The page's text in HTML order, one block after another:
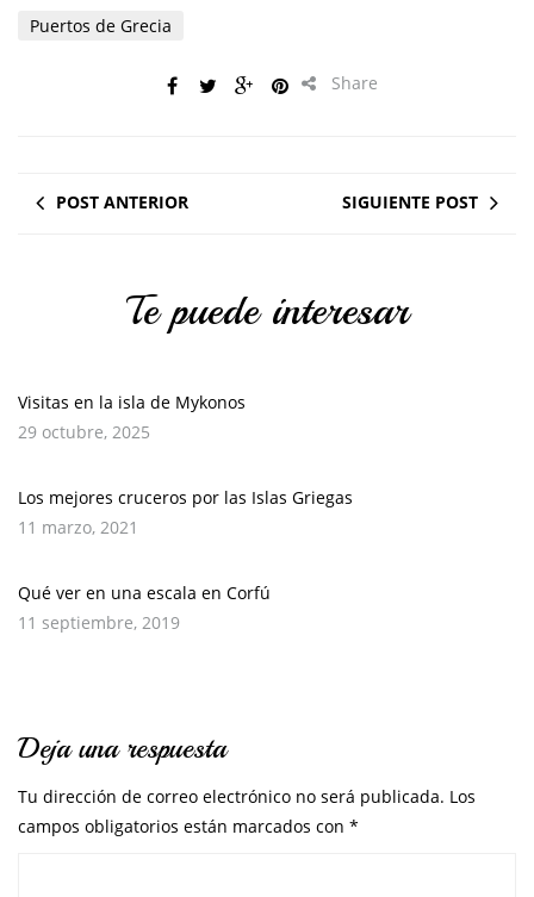
Puertos de Grecia
Share
POST ANTERIOR SIGUIENTE POST
Te puede interesar
Visitas en la isla de Mykonos
29 octubre, 2025
Los mejores cruceros por las Islas Griegas
11 marzo, 2021
Qué ver en una escala en Corfú
11 septiembre, 2019
Deja una respuesta
Tu dirección de correo electrónico no será publicada. Los
campos obligatorios están marcados con *